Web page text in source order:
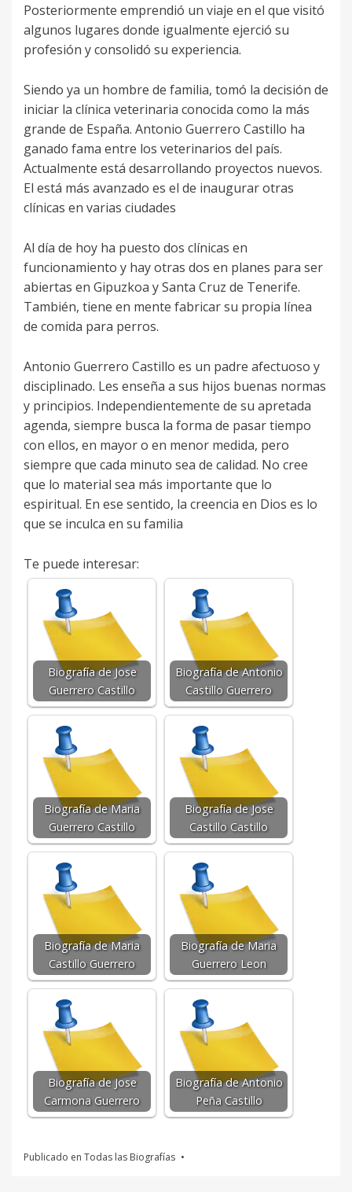
Posteriormente emprendió un viaje en el que visitó
algunos lugares donde igualmente ejerció su
profesión y consolidó su experiencia.
Siendo ya un hombre de familia, tomó la decisión de
iniciar la clínica veterinaria conocida como la más
grande de España. Antonio Guerrero Castillo ha
ganado fama entre los veterinarios del país.
Actualmente está desarrollando proyectos nuevos.
El está más avanzado es el de inaugurar otras
clínicas en varias ciudades
Al día de hoy ha puesto dos clínicas en
funcionamiento y hay otras dos en planes para ser
abiertas en Gipuzkoa y Santa Cruz de Tenerife.
También, tiene en mente fabricar su propia línea
de comida para perros.
Antonio Guerrero Castillo es un padre afectuoso y
disciplinado. Les enseña a sus hijos buenas normas
y principios. Independientemente de su apretada
agenda, siempre busca la forma de pasar tiempo
con ellos, en mayor o en menor medida, pero
siempre que cada minuto sea de calidad. No cree
que lo material sea más importante que lo
espiritual. En ese sentido, la creencia en Dios es lo
que se inculca en su familia
Te puede interesar:
Biografía de Jose
Guerrero Castillo
Biografía de Antonio
Castillo Guerrero
Biografía de Maria
Guerrero Castillo
Biografía de Jose
Castillo Castillo
Biografía de Maria
Castillo Guerrero
Biografía de Maria
Guerrero Leon
Biografía de Jose
Carmona Guerrero
Biografía de Antonio
Peña Castillo
Publicado en Todas las Biografías